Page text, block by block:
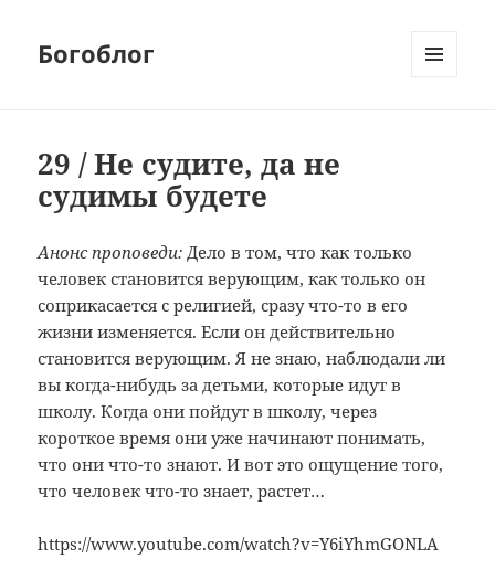
Богоблог
29 / Не судите, да не
судимы будете
Анонс проповеди: Дело в том, что как только
человек становится верующим, как только он
соприкасается с религией, сразу что-то в его
жизни изменяется. Если он действительно
становится верующим. Я не знаю, наблюдали ли
вы когда-нибудь за детьми, которые идут в
школу. Когда они пойдут в школу, через
короткое время они уже начинают понимать,
что они что-то знают. И вот это ощущение того,
что человек что-то знает, растет…
https://www.youtube.com/watch?v=Y6iYhmGONLA